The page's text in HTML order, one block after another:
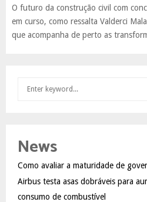
O futuro da construção civil com
em curso, como ressalta Valderci
que acompanha de perto as
h
o
r
:
News
Como avaliar a maturidade de
Airbus testa asas dobráveis para
consumo de combustível